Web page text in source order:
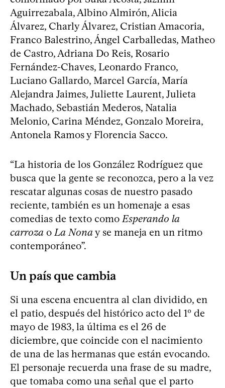
Aguirrezabala, Albino Almirón, Alicia
Álvarez, Charly Álvarez, Cristian Amacoria,
Franco Balestrino, Ángel Carballedas, Matheo
de Castro, Adriana Do Reis, Rosario
Fernández-Chaves, Leonardo Franco,
Luciano Gallardo, Marcel García, María
Alejandra Jaimes, Juliette Laurent, Julieta
Machado, Sebastián Mederos, Natalia
Melonio, Carina Méndez, Gonzalo Moreira,
Antonela Ramos y Florencia Sacco.
“La historia de los González Rodríguez que
busca que la gente se reconozca, pero a la vez
rescatar algunas cosas de nuestro pasado
reciente, también es un homenaje a esas
comedias de texto comoEsperando la
carroza oLa Nonay se maneja en un ritmo
contemporáneo”.
Un país que cambia
Si una escena encuentra al clan dividido, en
el patio, después del histórico acto del 1º de
mayo de 1983, la última es el 26 de
diciembre, que coincide con el nacimiento
de una de las hermanas que están evocando.
El personaje recuerda una frase de su madre,
que tomaba como una señal que el parto